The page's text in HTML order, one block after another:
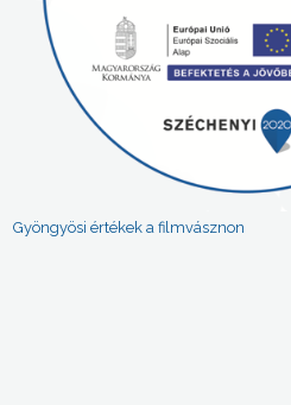
Gyöngyösi értékek a filmvásznon